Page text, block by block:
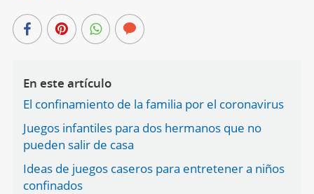
En este artículo
El confinamiento de la familia por el coronavirus
Juegos infantiles para dos hermanos que no
pueden salir de casa
Ideas de juegos caseros para entretener a niños
confinados